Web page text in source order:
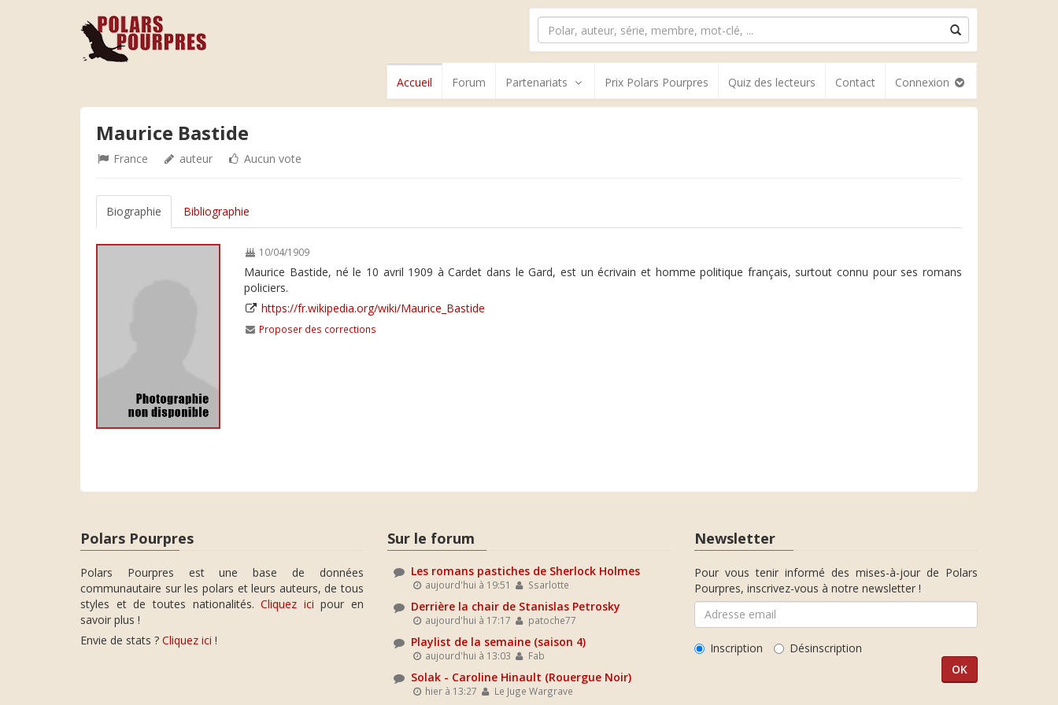
Accueil Forum Partenariats Prix Polars Pourpres Quiz des lecteurs Contact Connexion
Maurice Bastide
France auteur Aucun vote
Biographie Bibliographie
10/04/1909
Maurice Bastide, né le 10 avril 1909 à Cardet dans le Gard, est un écrivain et homme politique français, surtout connu pour ses romans
policiers.
https://fr.wikipedia.org/wiki/Maurice_Bastide
Proposer des corrections
Polars Pourpres
Polars Pourpres est une base de données
communautaire sur les polars et leurs auteurs, de tous
styles et de toutes nationalités.Cliquez ici pour en
savoir plus !
Envie de stats ? Cliquez ici !
Sur le forum
Les romans pastiches de Sherlock Holmes
aujourd'hui à 19:51 Ssarlotte
Derrière la chair de Stanislas Petrosky
aujourd'hui à 17:17 patoche77
Playlist de la semaine (saison 4)
aujourd'hui à 13:03 Fab
Solak - Caroline Hinault (Rouergue Noir)
hier à 13:27 Le Juge Wargrave
Newsletter
Pour vous tenir informé des mises-à-jour de Polars
Pourpres, inscrivez-vous à notre newsletter !
Inscription Désinscription